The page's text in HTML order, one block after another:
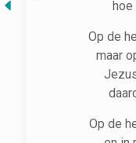
hoe
Op de
maar
Op de